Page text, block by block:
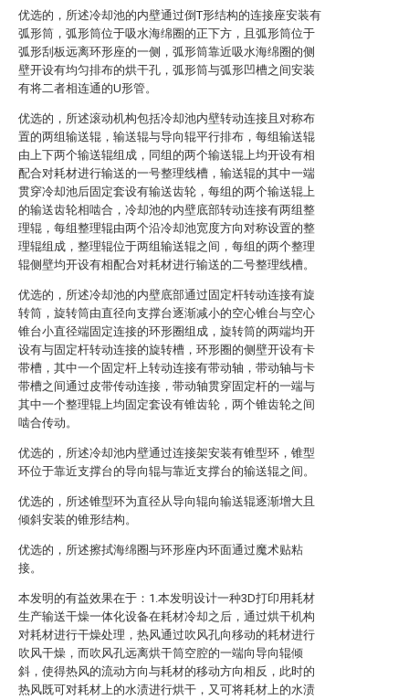
优选的，所述冷却池的内壁通过倒T形结构的连接座安装有
弧形筒，弧形筒位于吸水海绵圈的正下方，且弧形筒位于
弧形刮板远离环形座的一侧，弧形筒靠近吸水海绵圈的侧
壁开设有均匀排布的烘干孔，弧形筒与弧形凹槽之间安装
有将二者相连通的U形管。
优选的，所述滚动机构包括冷却池内壁转动连接且对称布
置的两组输送辊，输送辊与导向辊平行排布，每组输送辊
由上下两个输送辊组成，同组的两个输送辊上均开设有相
配合对耗材进行输送的一号整理线槽，输送辊的其中一端
贯穿冷却池后固定套设有输送齿轮，每组的两个输送辊上
的输送齿轮相啮合，冷却池的内壁底部转动连接有两组整
理辊，每组整理辊由两个沿冷却池宽度方向对称设置的整
理辊组成，整理辊位于两组输送辊之间，每组的两个整理
辊侧壁均开设有相配合对耗材进行输送的二号整理线槽。
优选的，所述冷却池的内壁底部通过固定杆转动连接有旋
转筒，旋转筒由直径向支撑台逐渐减小的空心锥台与空心
锥台小直径端固定连接的环形圈组成，旋转筒的两端均开
设有与固定杆转动连接的旋转槽，环形圈的侧壁开设有卡
带槽，其中一个固定杆上转动连接有带动轴，带动轴与卡
带槽之间通过皮带传动连接，带动轴贯穿固定杆的一端与
其中一个整理辊上均固定套设有锥齿轮，两个锥齿轮之间
啮合传动。
优选的，所述冷却池内壁通过连接架安装有锥型环，锥型
环位于靠近支撑台的导向辊与靠近支撑台的输送辊之间。
优选的，所述锥型环为直径从导向辊向输送辊逐渐增大且
倾斜安装的锥形结构。
优选的，所述擦拭海绵圈与环形座内环面通过魔术贴粘
接。
本发明的有益效果在于：1.本发明设计一种3D打印用耗材
生产输送干燥一体化设备在耗材冷却之后，通过烘干机构
对耗材进行干燥处理，热风通过吹风孔向移动的耗材进行
吹风干燥，而吹风孔远离烘干筒空腔的一端向导向辊倾
斜，使得热风的流动方向与耗材的移动方向相反，此时的
热风既可对耗材上的水渍进行烘干，又可将耗材上的水渍